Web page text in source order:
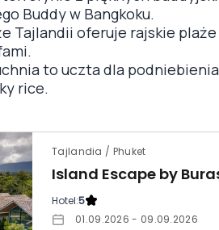
Buddy w Bangkoku.
Tajlandii oferuje rajskie
to uczta dla
rice.
Tajlandia / Phuket
Hotel:5
01.09.2026 - 09.09.2026